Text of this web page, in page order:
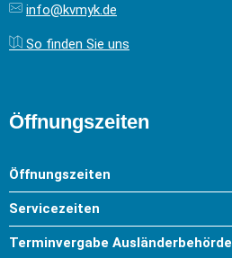
info@kvmyk.de
So finden Sie uns
Öffnungszeiten
Öffnungszeiten
Servicezeiten
Terminvergabe Ausländerbehörde